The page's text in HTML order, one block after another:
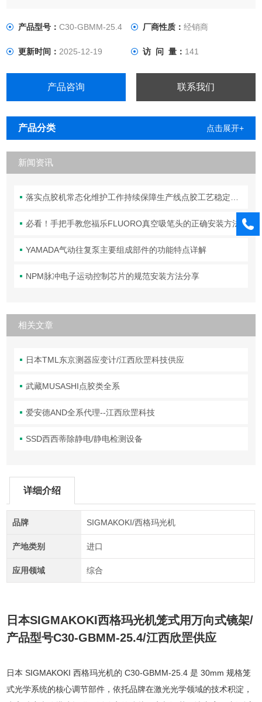
产品型号：C30-GBMM-25.4 厂商性质： 经销商
更新时间：2025-12-19 访 问 量： 141
产品咨询 联系我们
产品分类 点击展开+
新闻资讯
落实点胶机常态化维护工作持续保障生产线点胶工艺稳定合规
必看！手把手教您福乐FLUORO真空吸笔头的正确安装方法
YAMADA气动往复泵主要组成部件的功能特点详解
NPM脉冲电子运动控制芯片的规范安装方法分享
相关文章
日本TML东京测器应变计/江西欣罡科技供应
武藏MUSASHI点胶类全系
爱安德AND全系代理--江西欣罡科技
SSD西西蒂除静电/静电检测设备
详细介绍
品牌 SIGMAKOKI/西格玛光机
产地类别 进口
应用领域 综合
日本SIGMAKOKI西格玛光机笼式用万向式镜架/
产品型号C30-GBMM-25.4/江西欣罡供应
日本 SIGMAKOKI 西格玛光机的 C30-GBMM-25.4 是 30mm 规格笼
式光学系统的核心调节部件，依托品牌在激光光学领域的技术积淀，